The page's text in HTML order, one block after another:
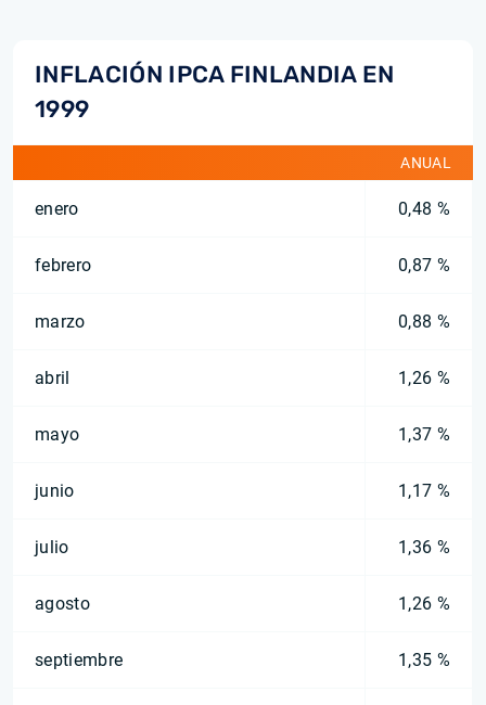
INFLACIÓN IPCA FINLANDIA EN
1999
ANUAL
enero 0,48 %
febrero 0,87 %
marzo 0,88 %
abril 1,26 %
mayo 1,37 %
junio 1,17 %
julio 1,36 %
agosto 1,26 %
septiembre 1,35 %